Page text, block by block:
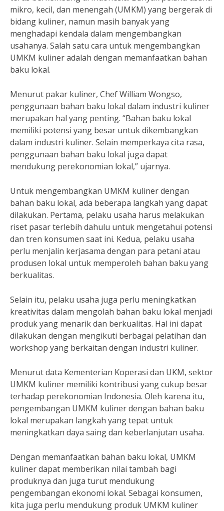
mikro, kecil, dan menengah (UMKM) yang bergerak di
bidang kuliner, namun masih banyak yang
menghadapi kendala dalam mengembangkan
usahanya. Salah satu cara untuk mengembangkan
UMKM kuliner adalah dengan memanfaatkan bahan
baku lokal.
Menurut pakar kuliner, Chef William Wongso,
penggunaan bahan baku lokal dalam industri kuliner
merupakan hal yang penting. “Bahan baku lokal
memiliki potensi yang besar untuk dikembangkan
dalam industri kuliner. Selain memperkaya cita rasa,
penggunaan bahan baku lokal juga dapat
mendukung perekonomian lokal,” ujarnya.
Untuk mengembangkan UMKM kuliner dengan
bahan baku lokal, ada beberapa langkah yang dapat
dilakukan. Pertama, pelaku usaha harus melakukan
riset pasar terlebih dahulu untuk mengetahui potensi
dan tren konsumen saat ini. Kedua, pelaku usaha
perlu menjalin kerjasama dengan para petani atau
produsen lokal untuk memperoleh bahan baku yang
berkualitas.
Selain itu, pelaku usaha juga perlu meningkatkan
kreativitas dalam mengolah bahan baku lokal menjadi
produk yang menarik dan berkualitas. Hal ini dapat
dilakukan dengan mengikuti berbagai pelatihan dan
workshop yang berkaitan dengan industri kuliner.
Menurut data Kementerian Koperasi dan UKM, sektor
UMKM kuliner memiliki kontribusi yang cukup besar
terhadap perekonomian Indonesia. Oleh karena itu,
pengembangan UMKM kuliner dengan bahan baku
lokal merupakan langkah yang tepat untuk
meningkatkan daya saing dan keberlanjutan usaha.
Dengan memanfaatkan bahan baku lokal, UMKM
kuliner dapat memberikan nilai tambah bagi
produknya dan juga turut mendukung
pengembangan ekonomi lokal. Sebagai konsumen,
kita juga perlu mendukung produk UMKM kuliner